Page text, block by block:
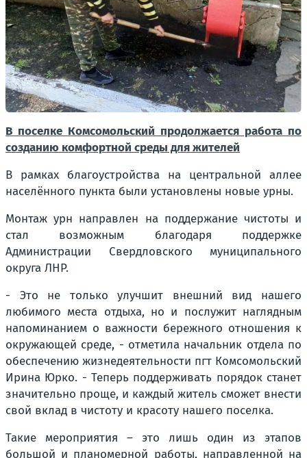
В поселке Комсомольский продолжается работа по
созданию комфортной среды для жителей
В рамках благоустройства на центральной аллее
населённого пункта были установлены новые урны.
Монтаж урн направлен на поддержание чистоты и
стал возможным благодаря поддержке
Администрации Свердловского муниципального
округа ЛНР.
- Это не только улучшит внешний вид нашего
любимого места отдыха, но и послужит наглядным
напоминанием о важности бережного отношения к
окружающей среде, - отметила начальник отдела по
обеспечению жизнедеятельности пгт Комсомольский
Ирина Юрко. - Теперь поддерживать порядок станет
значительно проще, и каждый житель сможет внести
свой вклад в чистоту и красоту нашего поселка.
Такие мероприятия – это лишь один из этапов
большой и планомерной работы, направленной на